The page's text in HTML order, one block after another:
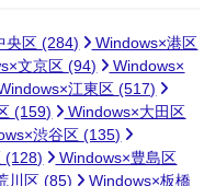
央区(284)
Windows×港区
文京区(94)
Windows×
江東区(517)
(159)
Windows×大田区
渋谷区(135)
(128)
Windows×豊島区
川区(85) Windows×板橋